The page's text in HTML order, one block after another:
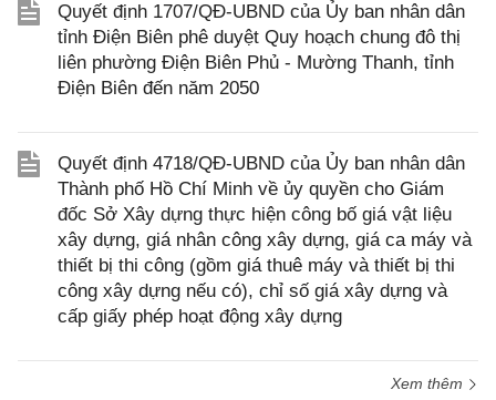
Quyết định 1707/QĐ-UBND của Ủy ban nhân dân
tỉnh Điện Biên phê duyệt Quy hoạch chung đô thị
liên phường Điện Biên Phủ - Mường Thanh, tỉnh
Điện Biên đến năm 2050
Quyết định 4718/QĐ-UBND của Ủy ban nhân dân
Thành phố Hồ Chí Minh về ủy quyền cho Giám
đốc Sở Xây dựng thực hiện công bố giá vật liệu
xây dựng, giá nhân công xây dựng, giá ca máy và
thiết bị thi công (gồm giá thuê máy và thiết bị thi
công xây dựng nếu có), chỉ số giá xây dựng và
cấp giấy phép hoạt động xây dựng
Xem thêm